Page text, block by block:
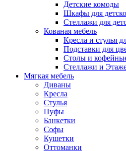
Детские комоды
Шкафы для
Стеллажи для
Кованая мебель
Кресла и стулья
Подставки для
Столы и
Стеллажи и
Мягкая мебель
Диваны
Кресла
Стулья
Пуфы
Банкетки
Софы
Кушетки
Оттоманки